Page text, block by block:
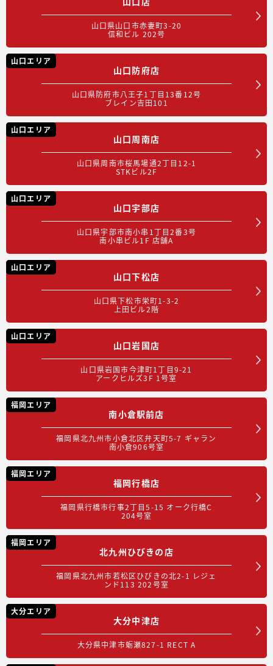
山口県山口市赤妻町3-20
信和ビル 202号
山口エリア
山口防府店
山口県防府市八王子1丁目13番12号
ブレイン吉田101
山口エリア
山口周南店
山口県周南市桜馬場通2丁目12-1
STKビル2F
山口エリア
山口宇部店
山口県宇部市南小串1丁目2番3号
南小串ビル1F 店舗A
山口エリア
山口下松店
山口県下松市栄町1-3-2
上田ビル2階
山口エリア
山口岩国店
山口県岩国市今津町1丁目9-21
アークヒルズ3F 1号室
福岡エリア
南小倉駅前店
福岡県北九州市小倉北区弁天町5-7 ギャラン
南小倉906号室
福岡エリア
福岡行橋店
福岡県行橋市行事2丁目5-15 オーク行橋C
204号室
福岡エリア
北九州ひびきの店
福岡県北九州市若松区ひびきの北2-1 レジェ
ンド113 202号室
大分エリア
大分中津店
大分県中津市蛎瀬827-1 RECT A